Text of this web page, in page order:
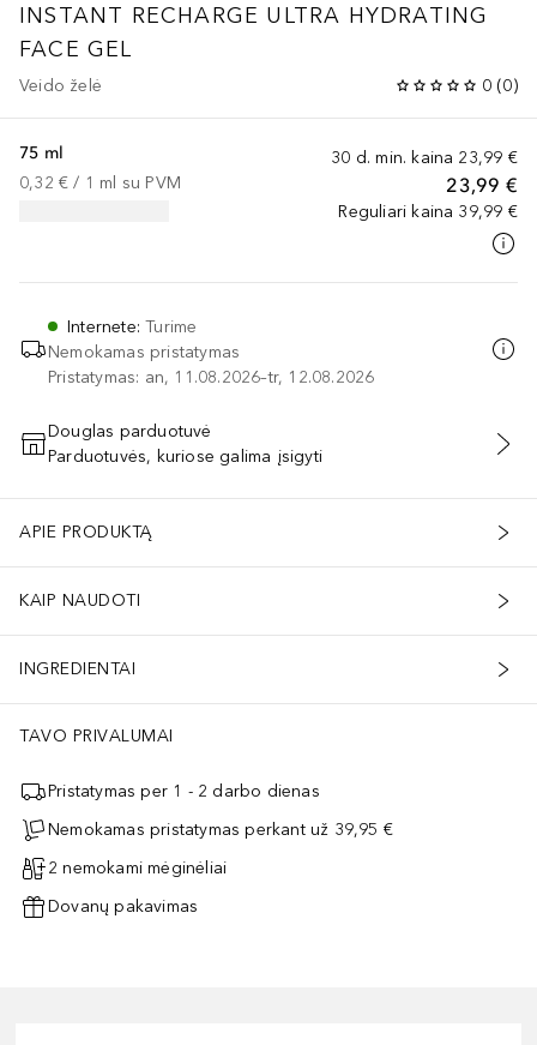
INSTANT RECHARGE ULTRA HYDRATING
FACE GEL
Veido želė 0 (0)
30 d. min. kaina 23,99 €
23,99 €
Reguliari kaina 39,99 €
75 ml
0,32 € / 1 ml su PVM
Internete:Turime
Nemokamas pristatymas
Pristatymas: an, 11.08.2026–tr, 12.08.2026
PRIDĖTI Į KREPŠELĮ
Douglas parduotuvė
Parduotuvės, kuriose galima įsigyti
APIE PRODUKTĄ
KAIP NAUDOTI
INGREDIENTAI
TAVO PRIVALUMAI
Pristatymas per 1 - 2 darbo dienas
Nemokamas pristatymas perkant už 39,95 €
2 nemokami mėginėliai
Dovanų pakavimas